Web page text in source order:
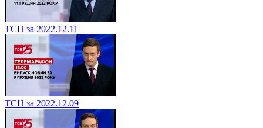
ТСН за 2022.12.11
ТСН за 2022.12.09